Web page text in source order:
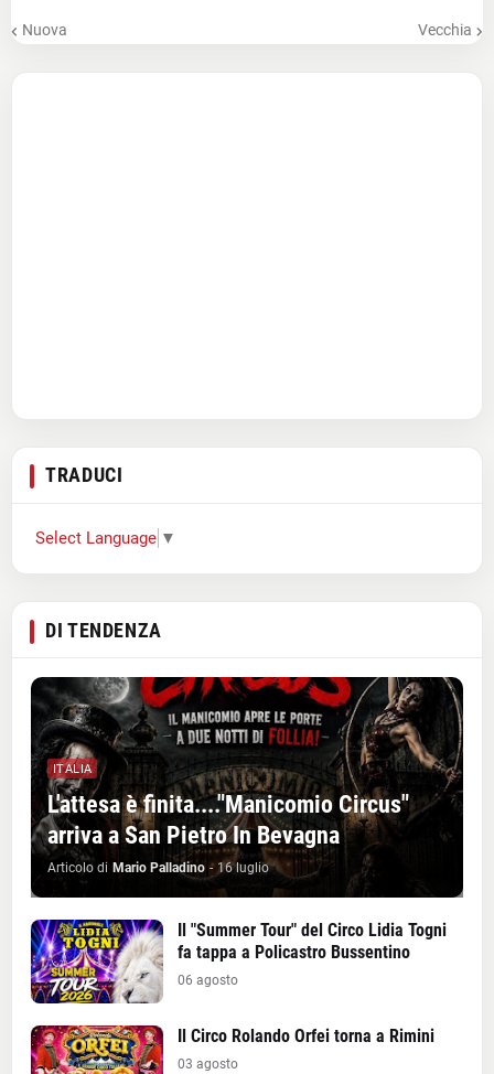
Nuova Vecchia
TRADUCI
Select Language ▼
DI TENDENZA
ITALIA
L'attesa è finita...."Manicomio Circus"
arriva a San Pietro In Bevagna
Articolo di Mario Palladino - 16 luglio
Il "Summer Tour" del Circo Lidia Togni
fa tappa a Policastro Bussentino
06 agosto
Il Circo Rolando Orfei torna a Rimini
03 agosto